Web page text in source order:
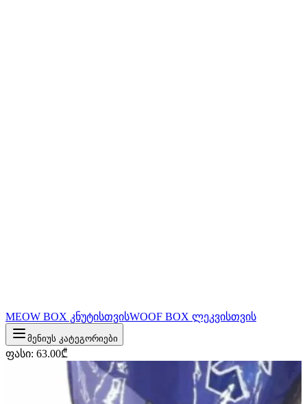
MEOW BOX კნუტისთვისWOOF BOX ლეკვისთვის
მენიუს კატეგორიები
ფასი: 63.00₾